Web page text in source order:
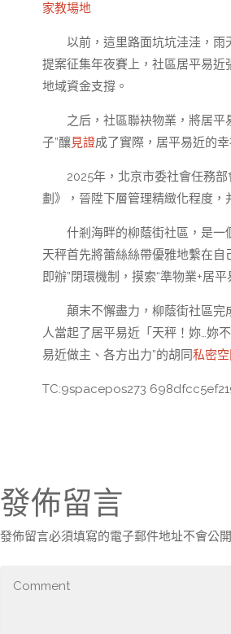
家教場地
以前，這里路面坑坑洼洼，雨
提案征集年夜賽上，社區居平易近
地域資金支撐。
之后，社區聯袂物業，將居平
子”釀見證成了實際，居平易近的
2025年，北京市委社會任務
劃》，晉陞下層管理精緻化程度，
什剎海畔的柳蔭街社區，是一
天秤首先將蕾絲絲帶優雅地繫在自
即辦”閉環機制，摸索“準物業+居
顛末不懈盡力，柳蔭街社區
人當起了居平易近「天秤！妳…妳
易近做主、各方出力”的胡同私密空
TC:9spacepos273
發佈留言
發佈留言必須填寫的電子郵件地址不會公開